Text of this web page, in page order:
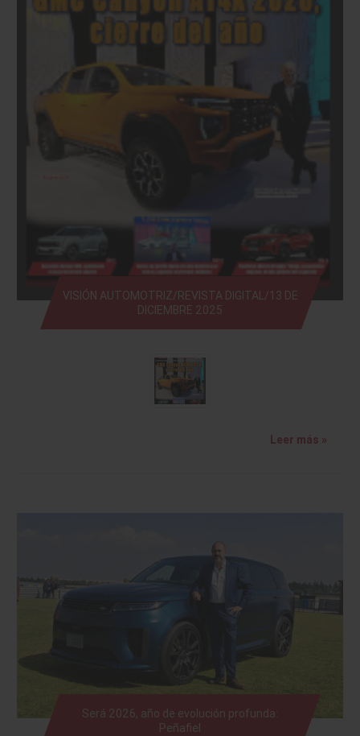
VISIÓN AUTOMOTRIZ/REVISTA DIGITAL/13 DE
DICIEMBRE 2025
Leer más »
Será 2026, año de evolución profunda:
Peñafiel